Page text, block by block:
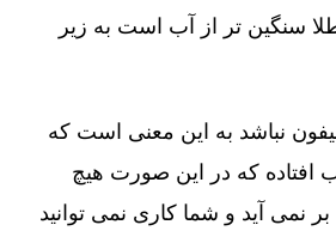
سنگین تر از آب است به زیر
نباشد به این معنی است که
افتاده که در این صورت هیچ
نمی آید و شما کاری نمی توانید